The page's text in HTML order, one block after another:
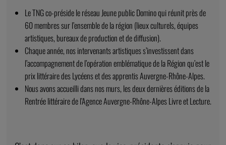
Le TNG co-préside le réseau Jeune public Domino qui réunit près de
60 membres sur l’ensemble de la région (lieux culturels, équipes
artistiques, bureaux de production et de diffusion).
Chaque année, nos intervenants artistiques s’investissent dans
l’accompagnement de l’opération emblématique de la Région qu’est le
prix littéraire des Lycéens et des apprentis Auvergne-Rhône-Alpes.
Nous avons accueilli dans nos murs, les deux dernières éditions de la
Rentrée littéraire de l’Agence Auvergne-Rhône-Alpes Livre et Lecture.